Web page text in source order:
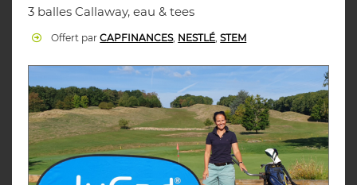
3 balles Callaway, eau & tees
Offert parCAPFINANCES, NESTLÉ ,STEM